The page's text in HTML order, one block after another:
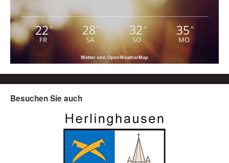
22°
FR
28°
SA
32°
SO
35°
MO
Wetter von OpenWeatherMap
Besuchen Sie auch